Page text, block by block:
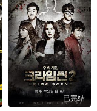
已完结